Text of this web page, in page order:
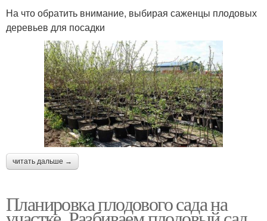
На что обратить внимание, выбирая саженцы плодовых
деревьев для посадки
читать дальше →
Планировка плодового сада на